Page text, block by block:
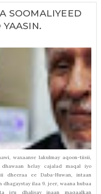
SOOMALIYEED
waxaanse lakulmay aqoon-tiisii,
dhawaan helay cajalad maqal iyo
dheeraa ee Daba-Huwan, intaan
dhagaystay ilaa 9. jeer, waana hubaa
igu dhalisay inaan maqaalkan